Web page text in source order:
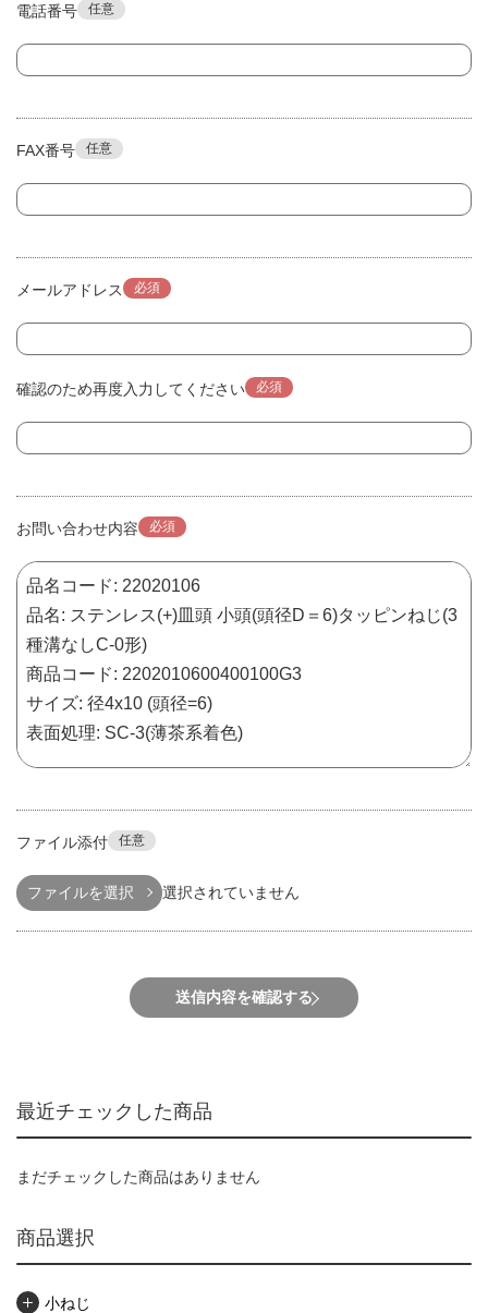
電話番号 任意
FAX番号 任意
メールアドレス 必須
確認のため再度入力してください 必須
お問い合わせ内容 必須
ファイル添付 任意
ファイルを選択 選択されていません
送信内容を確認する
最近チェックした商品
まだチェックした商品はありません
商品選択
小ねじ